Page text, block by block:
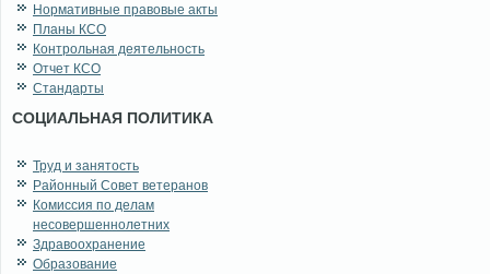
Нормативные правовые акты
Планы КСО
Контрольная деятельность
Отчет КСО
Стандарты
СОЦИАЛЬНАЯ ПОЛИТИКА
Труд и занятость
Районный Совет ветеранов
Комиссия по делам
несовершеннолетних
Здравоохранение
Образование